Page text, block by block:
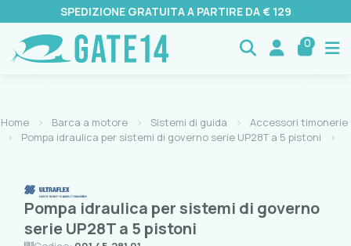
SPEDIZIONE GRATUITA A PARTIRE DA € 129
0
Home Barca a motore Sistemi di guida
Accessori timonerie
Pompa idraulica per sistemi di governo serie UP28T a 5 pistoni
Pompa idraulica per sistemi di governo
serie UP28T a 5 pistoni